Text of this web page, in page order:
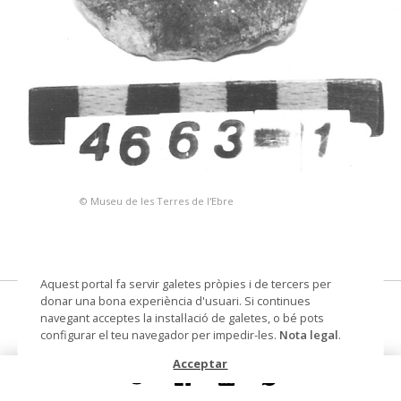
© Museu de les Terres de l'Ebre
fitxa
Datació ferro-ibèric
Aquest portal fa servir galetes pròpies i de tercers per
donar una bona experiència d'usuari. Si continues
navegant acceptes la instal·lació de galetes, o bé pots
configurar el teu navegador per impedir-les. Nota legal.
Acceptar